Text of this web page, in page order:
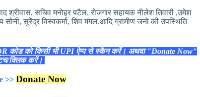
श्रीवास, सचिव मनोहर पटैल, रोजगार सहायक नीलेश तिवारी ,उमेश
सुरेंद्र विस्वकर्मा, शिव मंगल,आदि ग्रामीण जनो की उपस्थिति
कोड को किसी भी UPI ऐप्प से स्कैन करें। अथवा "Donate Now"
क्लिक करें।
>> Donate Now